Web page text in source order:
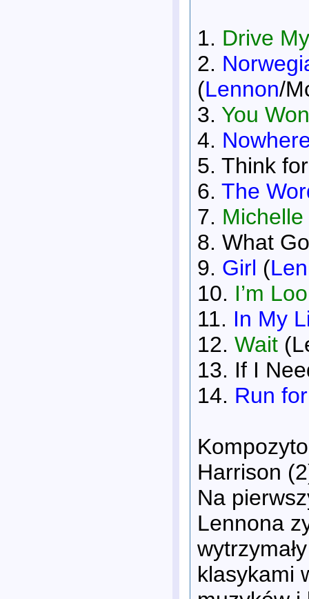
1. Drive
2.
(Lennon/
3. You
4.
5. Think
6. The
7. Michelle
8. What
9. Girl (
10. I’m
11. In My
12. Wait
13. If I
14. Run
Harrison
Na
Lennona
klasykami